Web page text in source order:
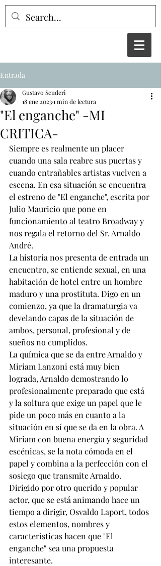
Entrada
"El enganche" -MI
CRITICA-
Gustavo Scuderi
18 ene 20231 min de lectura
Siempre es realmente un placer
cuando una sala reabre sus puertas y
cuando entrañables artistas vuelven a
escena. En esa situación se encuentra
el estreno de "El enganche", escrita por
Julio Mauricio que pone en
funcionamiento al teatro Broadway y
nos regala el retorno del Sr. Arnaldo
André.
La historia nos presenta de entrada un
encuentro, se entiende sexual, en una
habitación de hotel entre un hombre
maduro y una prostituta. Digo en un
comienzo, ya que la dramaturgia va
develando capas de la situación de
ambos, personal, profesional y de
sueños no cumplidos.
La química que se da entre Arnaldo y
Miriam Lanzoni está muy bien
lograda, Arnaldo demostrando lo
profesionalmente preparado que está
y la soltura que exige un papel que le
pide un poco más en cuanto a la
situación en sí que se da en la obra. A
Miriam con buena energía y seguridad
escénicas, se la nota cómoda en el
papel y combina a la perfección con el
sosiego que transmite Arnaldo.
Dirigido por otro querido y popular
actor, que se está animando hace un
tiempo a dirigir, Osvaldo Laport, todos
estos elementos, nombres y
características hacen que "El
enganche" sea una propuesta
interesante.